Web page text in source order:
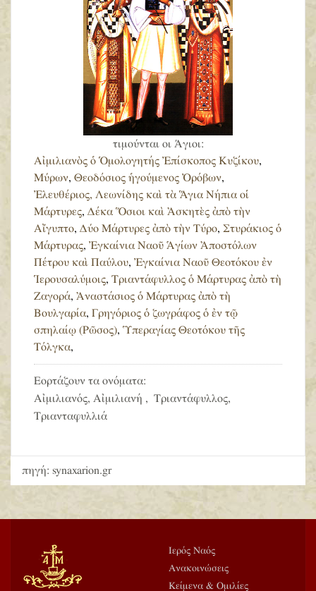
τιμούνται οι Άγιοι:
Αἰμιλιανὸς ὁ Ὁμολογητής Ἐπίσκοπος Κυζίκου,
Μύρων, Θεοδόσιος ἡγούμενος Ὀρόβων,
Ἐλευθέριος, Λεωνίδης καὶ τὰ Ἅγια Νήπια οἱ
Μάρτυρες, Δέκα Ὅσιοι καὶ Ἀσκητὲς ἀπὸ τὴν
Αἴγυπτο, Δύο Μάρτυρες ἀπὸ τὴν Τύρο, Στυράκιος ὁ
Μάρτυρας, Ἐγκαίνια Ναοῦ Ἁγίων Ἀποστόλων
Πέτρου καὶ Παύλου, Ἐγκαίνια Ναοῦ Θεοτόκου ἐν
Ἱερουσαλύμοις, Τριαντάφυλλος ὁ Μάρτυρας ἀπὸ τὴ
Ζαγορά, Ἀναστάσιος ὁ Μάρτυρας ἀπὸ τὴ
Βουλγαρία, Γρηγόριος ὁ ζωγράφος ὁ ἐν τῷ
σπηλαίῳ (Ρῶσος), Ὑπεραγίας Θεοτόκου τῆς
Τόλγκα,
Εορτάζουν τα ονόματα:
Αἰμιλιανός, Αἰμιλιανή , Τριαντάφυλλος,
Τριανταφυλλιά
πηγή: synaxarion.gr
Ιερός Ναός
Ανακοινώσεις
Κείμενα & Ομιλίες